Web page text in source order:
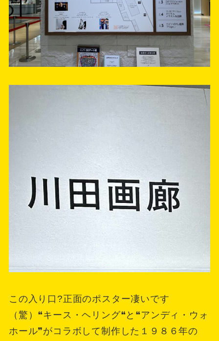
この入り口?正面のポスター凄いです
（驚）❝キース・ヘリング❝と❝アンディ・ウォ
ホール❞がコラボして制作した１９８６年の